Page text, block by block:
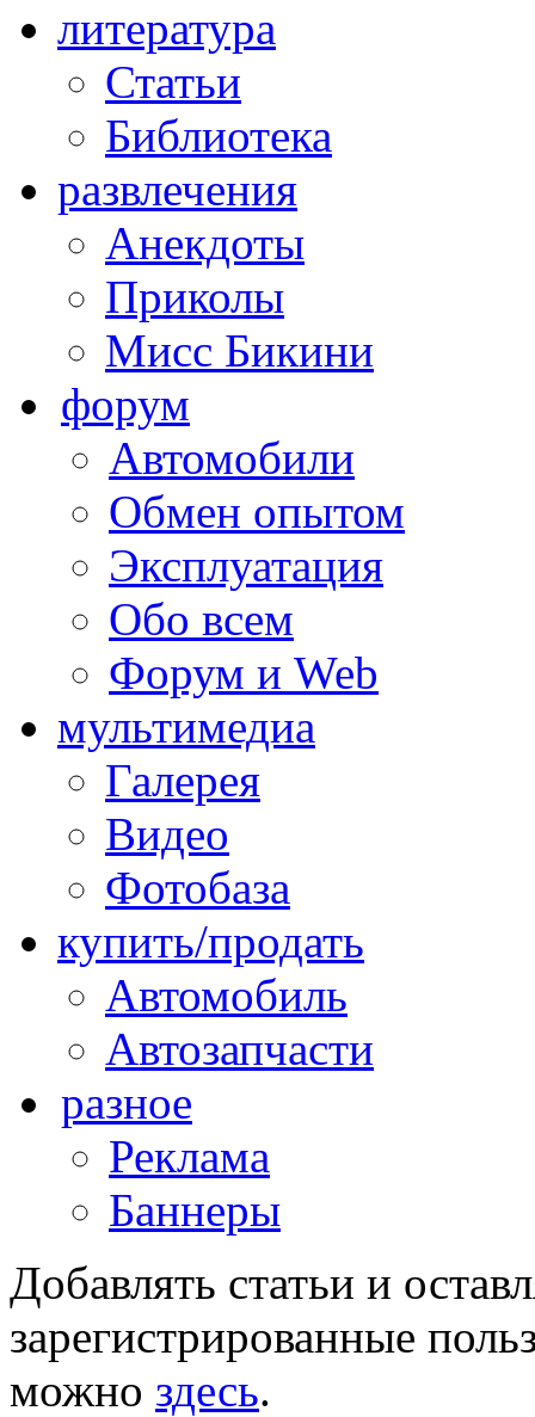
литература
Статьи
Библиотека
развлечения
Анекдоты
Приколы
Мисс Бикини
форум
Автомобили
Обмен опытом
Эксплуатация
Обо всем
Форум и Web
мультимедиа
Галерея
Видео
Фотобаза
купить/продать
Автомобиль
Автозапчасти
разное
Реклама
Баннеры
Добавлять статьи и
зарегистрированные
можно здесь.